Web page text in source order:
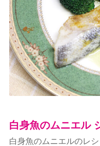
白身魚のムニエル
白身魚のムニエルのレシ